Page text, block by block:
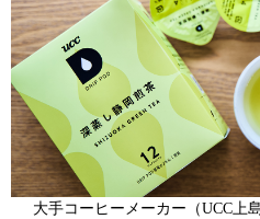
大手コーヒーメーカー（UCC上